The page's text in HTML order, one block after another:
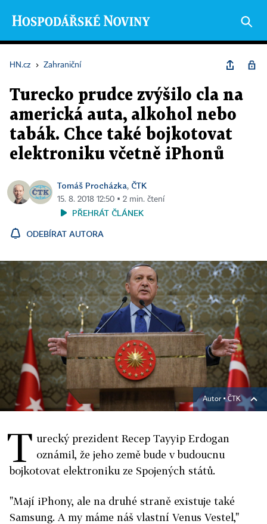
HN.cz › Zahraniční
Turecko prudce zvýšilo cla na
americká auta, alkohol nebo
tabák. Chce také bojkotovat
elektroniku včetně iPhonů
Tomáš Procházka, ČTK
15. 8. 2018 12:50 ▪ 2 min. čtení
PŘEHRÁT ČLÁNEK
ODEBÍRAT AUTORA
Autor ▪ČTK
T urecký prezident Recep Tayyip Erdogan
oznámil, že jeho země bude v budoucnu
bojkotovat elektroniku ze Spojených států.
"Mají iPhony, ale na druhé straně existuje také
Samsung. A my máme náš vlastní Venus Vestel,"